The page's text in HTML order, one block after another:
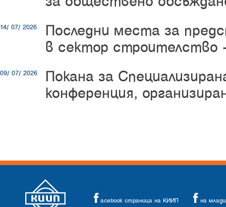
14/ 07/ 2026
Последни места за
в сектор строителство
09/ 07/ 2026
Покана за
конференция,
acebook страница на КИИП на